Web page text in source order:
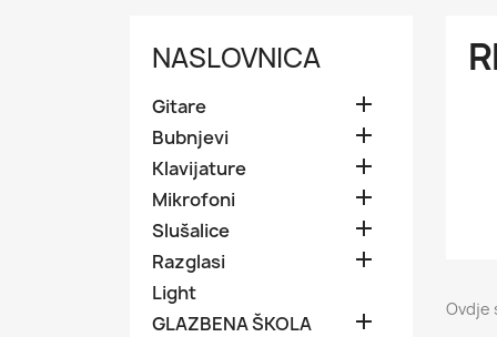
NASLOVNICA
Gitare 
Bubnjevi 
Klavijature 
Mikrofoni 
Slušalice 
Razglasi 
Light
GLAZBENA ŠKOLA
 Ovdje